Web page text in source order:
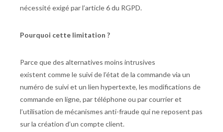
nécessité exigé par l’article 6 du RGPD.
Pourquoi cette limitation ?
Parce que des alternatives moins intrusives
existent comme le suivi de l’état de la commande via un
numéro de suivi et un lien hypertexte, les modifications de
commande en ligne, par téléphone ou par courrier et
l’utilisation de mécanismes anti-fraude qui ne reposent pas
sur la création d’un compte client.